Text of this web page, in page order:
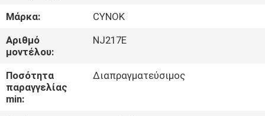
ΓΎΡΟΣ
ΕΡΓΟΣΤΑΣΊΩΝ
ΠΟΙΟΤΙΚΌΣ
ΈΛΕΓΧΟΣ
Μάρκα:
CYNOK
Αριθμό
μοντέλου:
NJ217E
Ποσότητα
παραγγελίας
min:
Διαπραγματεύσιμος